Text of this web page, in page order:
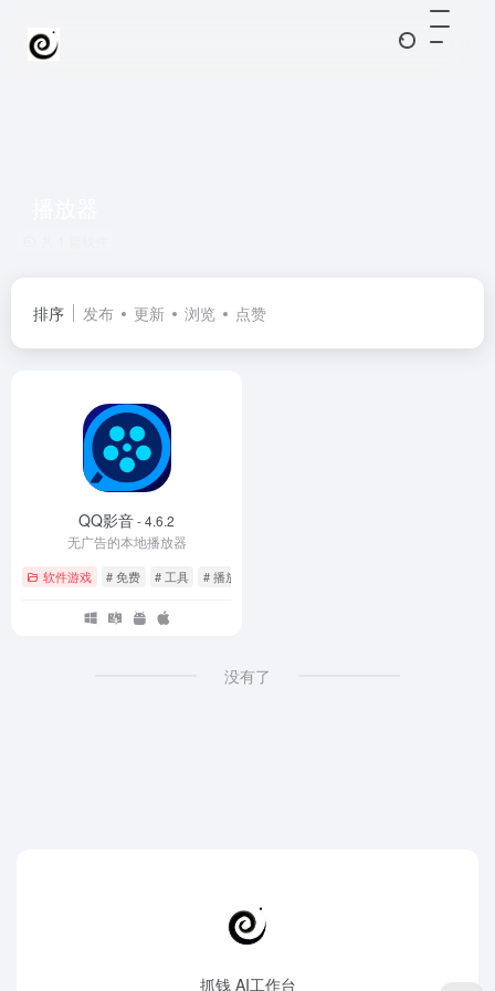
排序 发布 更新 浏览 点赞
QQ影音- 4.6.2
无广告的本地播放器
软件游戏 # 免费 # 工具 # 播放器
没有了
抓钱 AI工作台